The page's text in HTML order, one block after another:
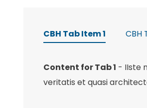
CBH Tab Item 1 CBH
Content for Tab 1 - IIste
veritatis et quasi